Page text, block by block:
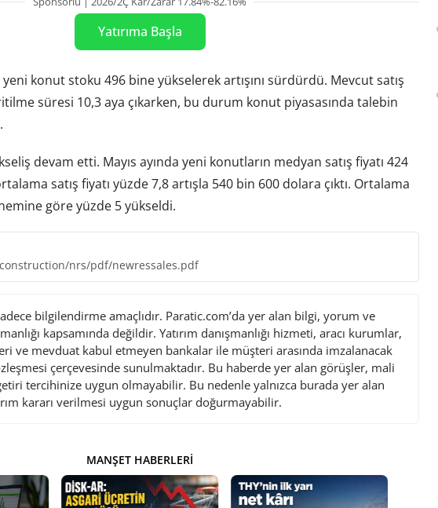
Yatırıma Başla
yeni konut stoku 496 bine yükselerek artışını sürdürdü. Mevcut satış
süresi 10,3 aya çıkarken, bu durum konut piyasasında talebin
devam etti. Mayıs ayında yeni konutların medyan satış fiyatı 424
satış fiyatı yüzde 7,8 artışla 540 bin 600 dolara çıktı. Ortalama
göre yüzde 5 yükseldi.
nrs/pdf/newressales.pdf
bilgilendirme amaçlıdır. Paratic.com’da yer alan bilgi, yorum ve
kapsamında değildir. Yatırım danışmanlığı hizmeti, aracı kurumlar,
ve mevduat kabul etmeyen bankalar ile müşteri arasında imzalanacak
çerçevesinde sunulmaktadır. Bu haberde yer alan görüşler, mali
tercihinize uygun olmayabilir. Bu nedenle yalnızca burada yer alan
kararı verilmesi uygun sonuçlar doğurmayabilir.
MANŞET HABERLERI